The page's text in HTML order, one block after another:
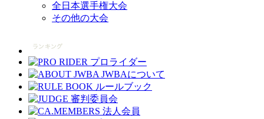
全日本選手権大会
その他の大会